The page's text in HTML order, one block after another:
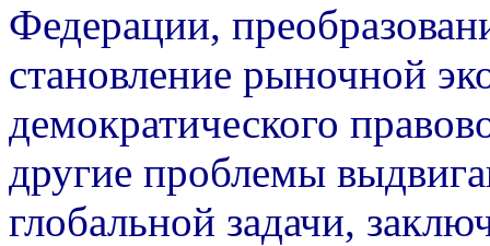
Федерации,
становление рыночной
демократического
другие проблемы
глобальной задачи,